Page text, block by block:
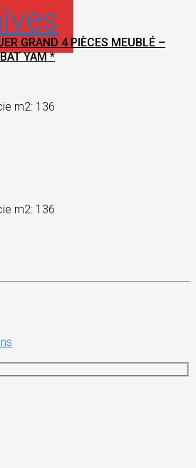
GRAND 4 PIÈCES MEUBLÉ –
YAM *
m2: 136
m2: 136